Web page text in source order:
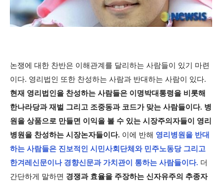
논쟁에 대한 찬반은 이해관계를 달리하는 사람들이 있기 마련
이다. 영리법인 또한 찬성하는 사람과 반대하는 사람이 있다.
현재 영리법인을 찬성하는 사람들은 이명박대통령을 비롯해
한나라당과 재벌 그리고 조중동과 코드가 맞는 사람들이다. 병
원을 상품으로 만들면 이익을 볼 수 있는 시장주의자들이 영리
병원을 찬성하는 시장논자들이다. 이에 반해 영리병원을 반대
하는 사람들은 진보적인 시민사회단체와 민주노동당 그리고
한겨레신문이나 경향신문과 가치관이 통하는 사람들이다. 더
간단하게 말하면 경쟁과 효율을 주장하는 신자유주의 추종자